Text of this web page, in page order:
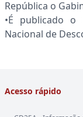
República o
•É publicado o
Nacional de
Acesso rápido